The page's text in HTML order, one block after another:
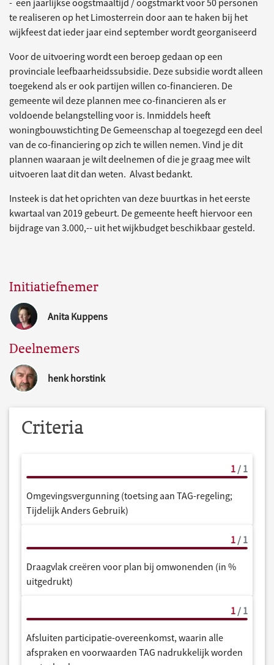
te realiseren op het Limosterrein door aan te haken bij het
wijkfeest dat ieder jaar eind september wordt georganiseerd
Voor de uitvoering wordt een beroep gedaan op een
provinciale leefbaarheidssubsidie. Deze subsidie wordt alleen
toegekend als er ook partijen willen co-financieren. De
gemeente wil deze plannen mee co-financieren als er
voldoende belangstelling voor is. Inmiddels heeft
woningbouwstichting De Gemeenschap al toegezegd een deel
van de co-financiering op zich te willen nemen. Vind je dit
plannen waaraan je wilt deelnemen of die je graag mee wilt
uitvoeren laat dit dan weten. Alvast bedankt.
Insteek is dat het oprichten van deze buurtkas in het eerste
kwartaal van 2019 gebeurt. De gemeente heeft hiervoor een
bijdrage van 3.000,-- uit het wijkbudget beschikbaar gesteld.
Initiatiefnemer
Anita Kuppens
Deelnemers
henk horstink
Criteria
1 / 1
Omgevingsvergunning (toetsing aan TAG-regeling;
Tijdelijk Anders Gebruik)
1 / 1
Draagvlak creëren voor plan bij omwonenden (in %
uitgedrukt)
1 / 1
Afsluiten participatie-overeenkomst, waarin alle
afspraken en voorwaarden TAG nadrukkelijk worden